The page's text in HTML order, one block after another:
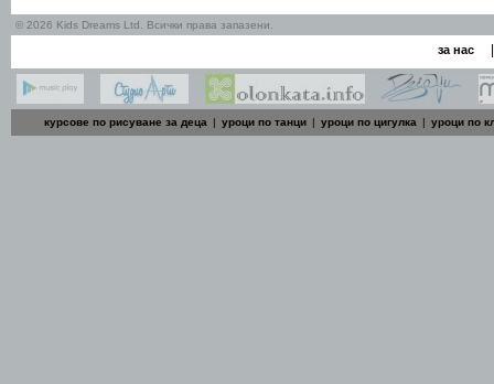
© 2026 Kids Dreams Ltd. Всички права запазени.
за нас
курсове по рисуване за деца | уроци по танци | уроци по цигулка | уроци по